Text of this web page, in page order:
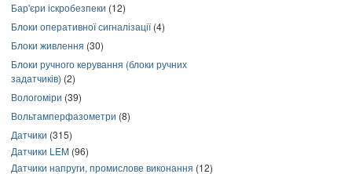
Бар'єри іскробезпеки (12)
Блоки оперативної сигналізації(4)
Блоки живлення (30)
Блоки ручного керування (блоки ручних
задатчиків) (2)
Вологоміри (39)
Вольтамперфазометри (8)
Датчики (315)
Датчики LEM (96)
Датчики напруги, промислове виконання (12)